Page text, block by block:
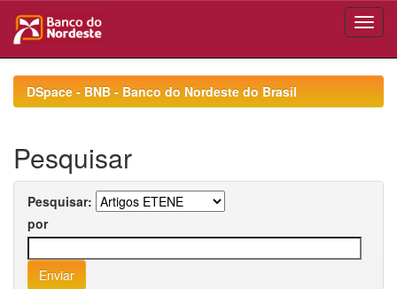
navigationDSpace - BNB - Banco do Nordeste do Brasil
Pesquisar
Pesquisar:
por